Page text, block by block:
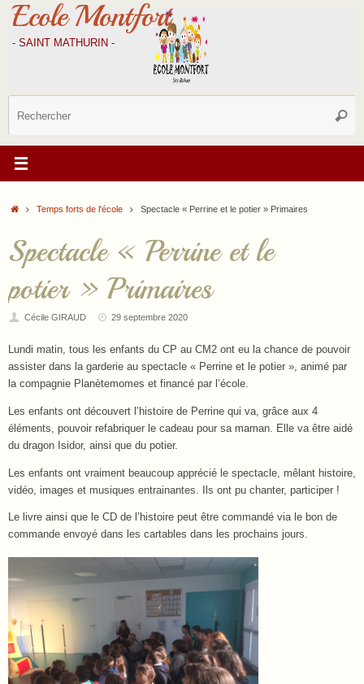
Passer
contenu
Ecole Montfort
- SAINT MATHURIN -
AccueilTemps forts de l'école Spectacle « Perrine et le potier » Primaires
Spectacle « Perrine et le
potier » Primaires
Cécile GIRAUD 29 septembre 2020
Lundi matin, tous les enfants du CP au CM2 ont eu la chance de pouvoir
assister dans la garderie au spectacle « Perrine et le potier », animé par
la compagnie Planètemomes et financé par l’école.
Les enfants ont découvert l’histoire de Perrine qui va, grâce aux 4
éléments, pouvoir refabriquer le cadeau pour sa maman. Elle va être aidé
du dragon Isidor, ainsi que du potier.
Les enfants ont vraiment beaucoup apprécié le spectacle, mêlant histoire,
vidéo, images et musiques entrainantes. Ils ont pu chanter, participer !
Le livre ainsi que le CD de l’histoire peut être commandé via le bon de
commande envoyé dans les cartables dans les prochains jours.